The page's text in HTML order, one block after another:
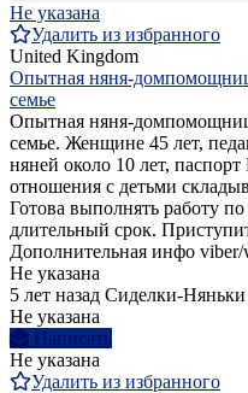
Не указана
Удалить из избранного
United Kingdom
Опытная няня-
семье
Опытная няня-
семье. Женщине 45 лет,
няней около 10 лет,
отношения с детьми
Готова выполнять работу
длительный срок.
Дополнительная инфо viber/
Не указана
5 лет назад Сиделки-Няньки
Не указана
Написать
Не указана
Удалить из избранного